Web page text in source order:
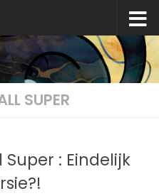
SUPER
: Eindelijk